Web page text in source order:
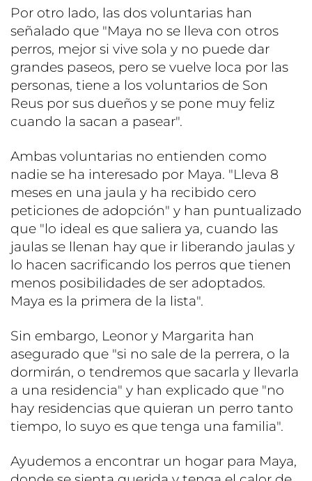
Por otro lado, las dos voluntarias han
señalado que "Maya no se lleva con otros
perros, mejor si vive sola y no puede dar
grandes paseos, pero se vuelve loca por las
personas, tiene a los voluntarios de Son
Reus por sus dueños y se pone muy feliz
cuando la sacan a pasear".
Ambas voluntarias no entienden como
nadie se ha interesado por Maya. "Lleva 8
meses en una jaula y ha recibido cero
peticiones de adopción" y han puntualizado
que "lo ideal es que saliera ya, cuando las
jaulas se llenan hay que ir liberando jaulas y
lo hacen sacrificando los perros que tienen
menos posibilidades de ser adoptados.
Maya es la primera de la lista".
Sin embargo, Leonor y Margarita han
asegurado que "si no sale de la perrera, o la
dormirán, o tendremos que sacarla y llevarla
a una residencia" y han explicado que "no
hay residencias que quieran un perro tanto
tiempo, lo suyo es que tenga una familia".
Ayudemos a encontrar un hogar para Maya,